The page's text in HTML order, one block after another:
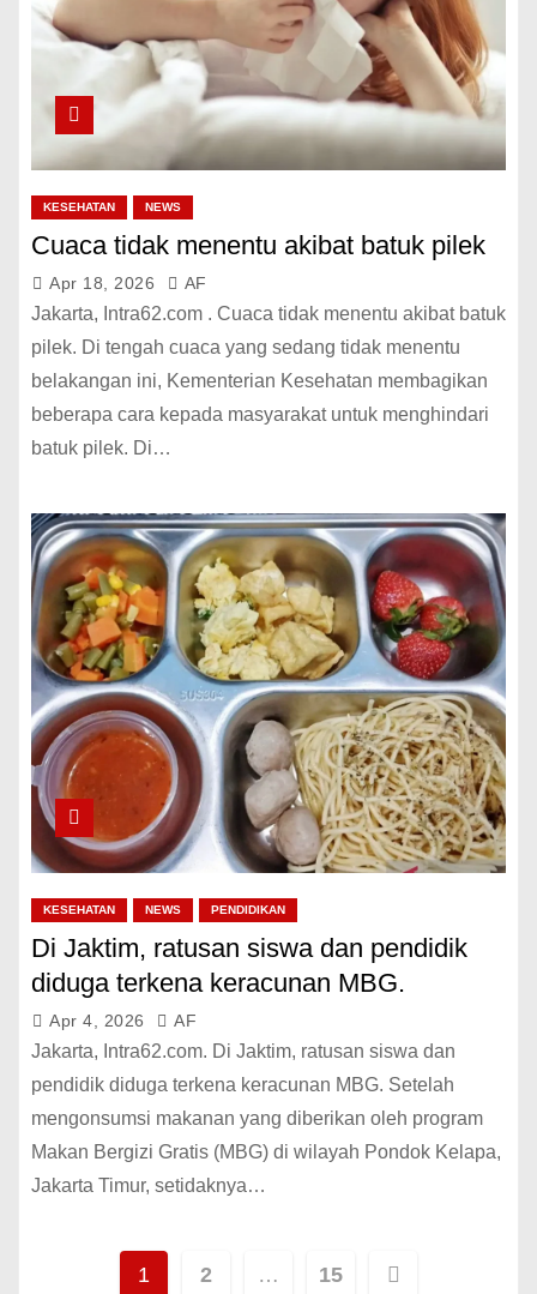
KESEHATAN NEWS
Cuaca tidak menentu akibat batuk pilek
Apr 18, 2026 AF
Jakarta, Intra62.com . Cuaca tidak menentu akibat batuk
pilek. Di tengah cuaca yang sedang tidak menentu
belakangan ini, Kementerian Kesehatan membagikan
beberapa cara kepada masyarakat untuk menghindari
batuk pilek. Di…
KESEHATAN NEWS PENDIDIKAN
Di Jaktim, ratusan siswa dan pendidik
diduga terkena keracunan MBG.
Apr 4, 2026 AF
Jakarta, Intra62.com. Di Jaktim, ratusan siswa dan
pendidik diduga terkena keracunan MBG. Setelah
mengonsumsi makanan yang diberikan oleh program
Makan Bergizi Gratis (MBG) di wilayah Pondok Kelapa,
Jakarta Timur, setidaknya…
1 2 … 15